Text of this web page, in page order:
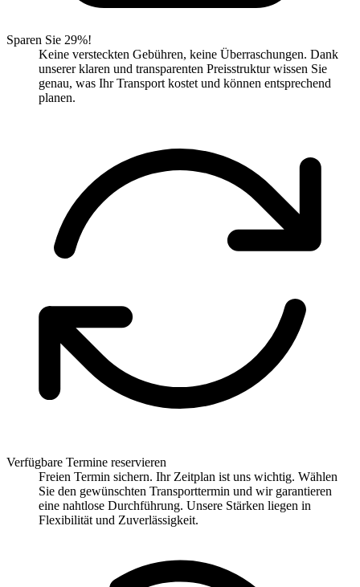
Sparen Sie 29%!
Keine versteckten Gebühren, keine Überraschungen. Dank
unserer klaren und transparenten Preisstruktur wissen Sie
genau, was Ihr Transport kostet und können entsprechend
planen.
Verfügbare Termine reservieren
Freien Termin sichern. Ihr Zeitplan ist uns wichtig. Wählen
Sie den gewünschten Transporttermin und wir garantieren
eine nahtlose Durchführung. Unsere Stärken liegen in
Flexibilität und Zuverlässigkeit.